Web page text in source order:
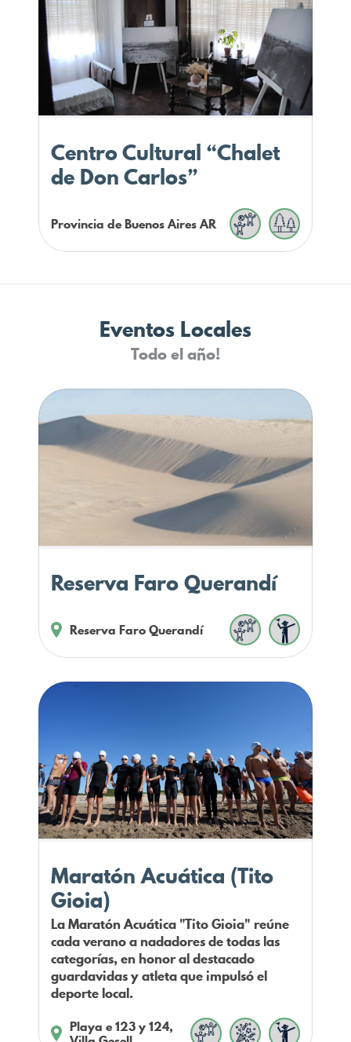
Centro Cultural “Chalet
de Don Carlos”
Provincia de Buenos AiresAR
Eventos Locales
Todo el año!
Reserva Faro Querandí
Reserva Faro Querandí
Maratón Acuática (Tito
Gioia)
La Maratón Acuática "Tito Gioia" reúne
cada verano a nadadores de todas las
categorías, en honor al destacado
guardavidas y atleta que impulsó el
deporte local.
Playa e 123 y 124,